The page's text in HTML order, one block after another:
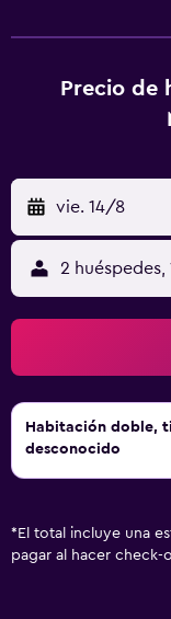
Graz está a 7,2
Precio de
vie. 14/8
2 huéspedes,
Habitación doble,
desconocido
* El total incluye una
pagar al hacer check-